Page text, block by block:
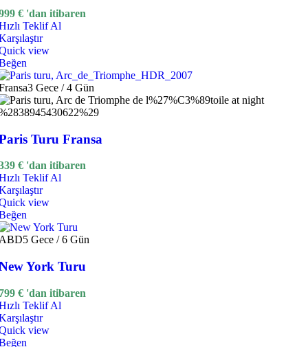
€ 'dan itibaren
Teklif Al
view
3 Gece / 4 Gün
Turu Fransa
€ 'dan itibaren
Teklif Al
view
5 Gece / 6 Gün
York Turu
€ 'dan itibaren
Teklif Al
view